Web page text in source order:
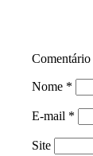
Comentário
Nome *
E-mail *
Site